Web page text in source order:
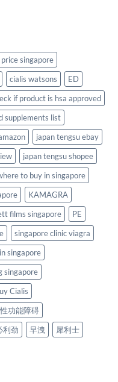
singapore
cialis watsons
ED
if product is hsa approved
supplements list
japan tengsu ebay
japan tengsu shopee
to buy in singapore
KAMAGRA
films singapore
PE
singapore clinic viagra
singapore
singapore
Cialis
功能障碍
利劲 早洩
犀利士